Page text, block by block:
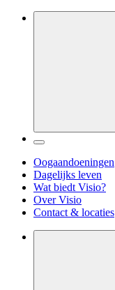
Oogaandoeningen
Dagelijks leven
Wat biedt Visio?
Over Visio
Contact & locaties